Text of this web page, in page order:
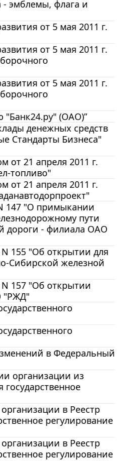
- эмблемы, флага и
от 5 мая 2011 г.
от 5 мая 2011 г.
от 5 мая 2011 г.
"Банк24.ру" (ОАО)”
денежных средств
Стандарты Бизнеса"
от 21 апреля 2011 г.
топливо"
от 21 апреля 2011 г.
147 "О примыкании
пути
дороги - филиала ОАО
N 155 "Об открытии для
Сибирской железной
N 157 "Об открытии
"РЖД"
в Федеральный
организации из
в Реестр
регулирование
в Реестр
регулирование